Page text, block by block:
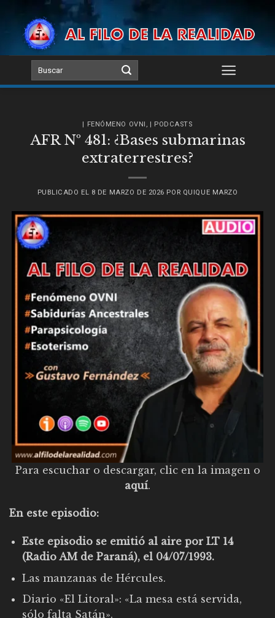
content
| FENÓMENO OVNI , | PODCASTS
AFR Nº 481: ¿Bases submarinas
extraterrestres?
PUBLICADO EL 8 DE MARZO DE 2026 POR QUIQUE MARZO
Para escuchar o descargar, clic en la imagen o
aquí.
En este episodio:
Este episodio se emitió al aire por LT 14
(Radio AM de Paraná), el 04/07/1993.
Las manzanas de Hércules.
Diario «El Litoral»: «La mesa está servida,
sólo falta Satán».